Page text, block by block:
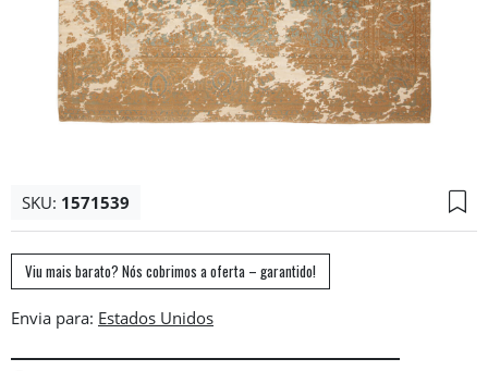
SKU: 1571539
Viu mais barato? Nós cobrimos a oferta – garantido!
Envia para: